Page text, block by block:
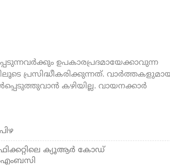
ഉപകാരപ്രദമായേക്കാവുന്ന
പ്രസിദ്ധീകരിക്കുന്നത്.
കഴിയില്ല. വായനക്കാർ
ക്യൂആര്‍ കോഡ്